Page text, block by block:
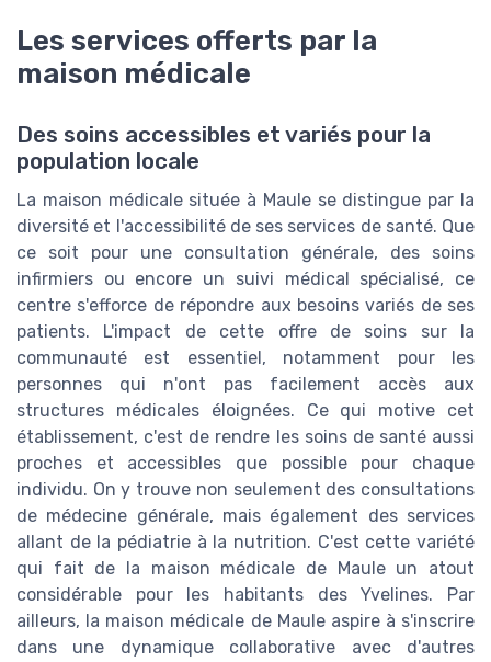
Les services offerts par la
maison médicale
Des soins accessibles et variés pour la
population locale
La maison médicale située à Maule se distingue par la
diversité et l'accessibilité de ses services de santé. Que
ce soit pour une consultation générale, des soins
infirmiers ou encore un suivi médical spécialisé, ce
centre s'efforce de répondre aux besoins variés de ses
patients. L'impact de cette offre de soins sur la
communauté est essentiel, notamment pour les
personnes qui n'ont pas facilement accès aux
structures médicales éloignées. Ce qui motive cet
établissement, c'est de rendre les soins de santé aussi
proches et accessibles que possible pour chaque
individu. On y trouve non seulement des consultations
de médecine générale, mais également des services
allant de la pédiatrie à la nutrition. C'est cette variété
qui fait de la maison médicale de Maule un atout
considérable pour les habitants des Yvelines. Par
ailleurs, la maison médicale de Maule aspire à s'inscrire
dans une dynamique collaborative avec d'autres